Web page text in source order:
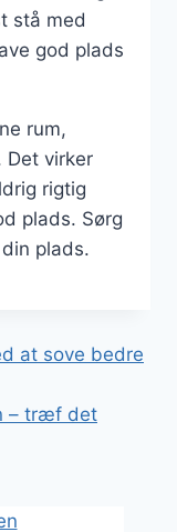
stå med
god plads
rum,
Det virker
rigtig
plads. Sørg
plads.
at sove bedre
– træf det